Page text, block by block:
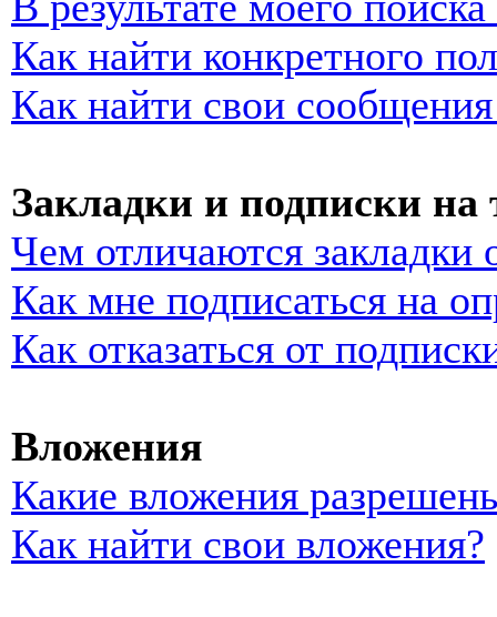
Как найти конкретного
Как найти свои
Закладки и подписки
Чем отличаются закладки
Как мне подписаться на
Как отказаться от
Вложения
Какие вложения
Как найти свои вложения?